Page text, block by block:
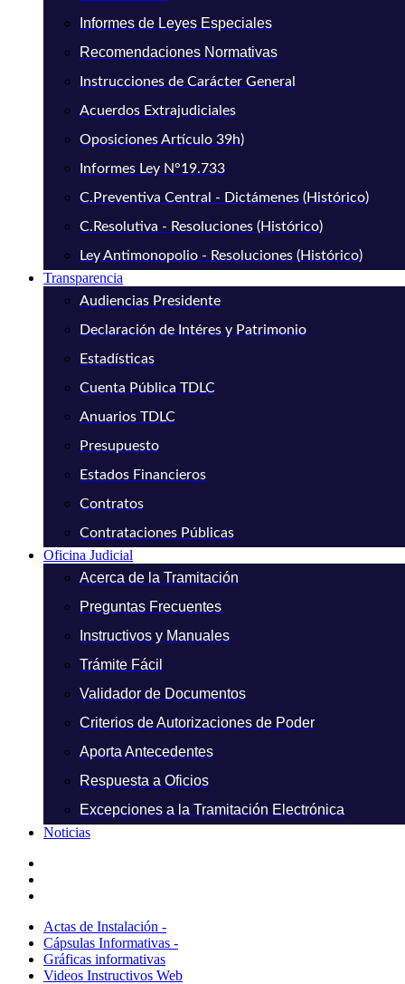
Informes de Leyes Especiales
Recomendaciones Normativas
Instrucciones de Carácter General
Acuerdos Extrajudiciales
Oposiciones Artículo 39h)
Informes Ley N°19.733
C.Preventiva Central - Dictámenes (Histórico)
C.Resolutiva - Resoluciones (Histórico)
Ley Antimonopolio - Resoluciones (Histórico)
Transparencia
Audiencias Presidente
Declaración de Intéres y Patrimonio
Estadísticas
Cuenta Pública TDLC
Anuarios TDLC
Presupuesto
Estados Financieros
Contratos
Contrataciones Públicas
Oficina Judicial
Acerca de la Tramitación
Preguntas Frecuentes
Instructivos y Manuales
Trámite Fácil
Validador de Documentos
Criterios de Autorizaciones de Poder
Aporta Antecedentes
Respuesta a Oficios
Excepciones a la Tramitación Electrónica
Noticias
Actas de Instalación -
Cápsulas Informativas -
Gráficas informativas
Videos Instructivos Web